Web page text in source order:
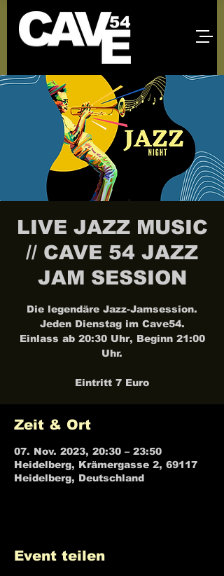
LIVE JAZZ MUSIC
// CAVE 54 JAZZ
JAM SESSION
Die legendäre Jazz-Jamsession.
Jeden Dienstag im Cave54.
Einlass ab 20:30 Uhr, Beginn 21:00
Uhr.
Eintritt 7 Euro
Zeit & Ort
07. Nov. 2023, 20:30 – 23:50
Heidelberg, Krämergasse 2, 69117
Heidelberg, Deutschland
Event teilen